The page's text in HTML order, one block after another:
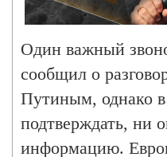
Александр Дугин.
ракета
Александр Дугин.
виток ядерной
Один важный
сообщил о
Путиным, однако
подтверждать, ни
информацию.